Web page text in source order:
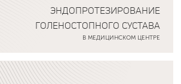
ЭНДОПРОТЕЗИРОВАНИЕ
ГОЛЕНОСТОПНОГО СУСТАВА
В МЕДИЦИНСКОМ ЦЕНТРЕ